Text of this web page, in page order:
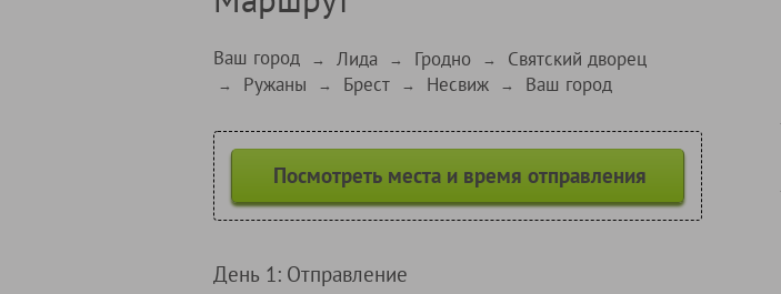
Ваш город → Лида → Гродно → Святский дворец
→ Ружаны → Брест → Несвиж → Ваш город
Посмотреть места и время отправления
День 1: Отправление